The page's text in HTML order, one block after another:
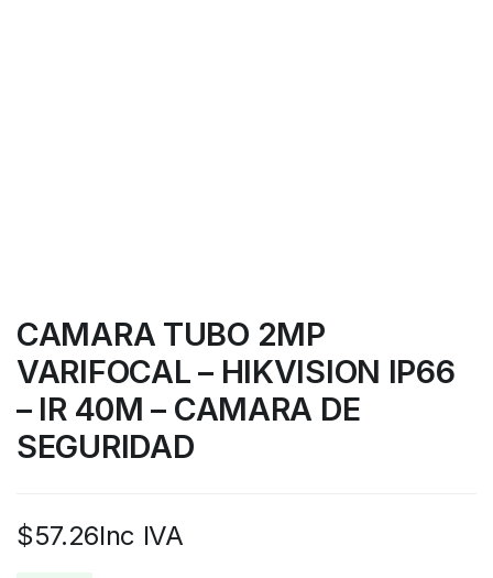
CAMARA TUBO 2MP
VARIFOCAL – HIKVISION IP66
– IR 40M – CAMARA DE
SEGURIDAD
$57.26Inc IVA